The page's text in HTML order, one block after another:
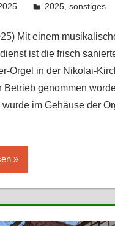
admin
2025, sonstiges
Mit einem
ist die frisch
Orgel in der Nikolai-
Betrieb genommen
im Gehäuse der